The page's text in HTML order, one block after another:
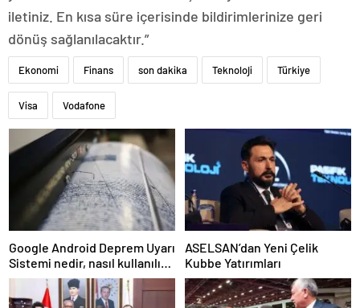
iletiniz. En kısa süre içerisinde bildirimlerinize geri
dönüş sağlanılacaktır.”
Ekonomi Finans son dakika Teknoloji Türkiye
Visa Vodafone
Google Android Deprem Uyarı
Sistemi nedir, nasıl kullanılır?
Android Deprem Uyarı
Sistemi Açma Adımları!
ASELSAN’dan Yeni Çelik
Kubbe Yatırımları